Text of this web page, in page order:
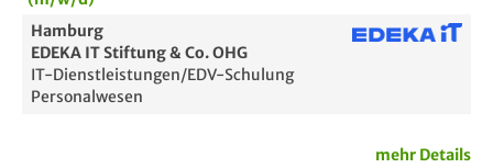
Hamburg
EDEKA IT Stiftung & Co. OHG
IT-Dienstleistungen/EDV-Schulung
Personalwesen
mehr Details